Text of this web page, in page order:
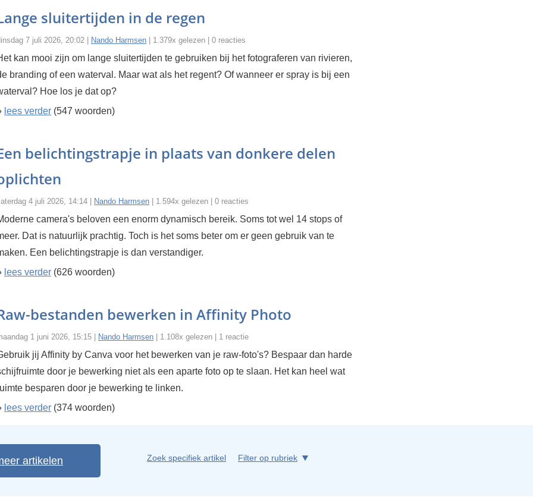
sluitertijden in de regen
7 juli 2026, 20:02 | Nando Harmsen | 1.379x gelezen | 0 reacties
kan mooi zijn om lange sluitertijden te gebruiken bij het fotograferen van rivieren,
branding of een waterval. Maar wat als het regent? Of wanneer er spray is bij een
Hoe los je dat op?
lees verder (547 woorden)
belichtingstrapje in plaats van donkere delen
4 juli 2026, 14:14 | Nando Harmsen | 1.594x gelezen | 0 reacties
camera's beloven een enorm dynamisch bereik. Soms tot wel 14 stops of
Dat is natuurlijk prachtig. Toch is het soms beter om er geen gebruik van te
Een belichtingstrapje is dan verstandiger.
lees verder (626 woorden)
bestanden bewerken in Affinity Photo
1 juni 2026, 15:15 | Nando Harmsen | 1.108x gelezen | 1 reactie
jij Affinity by Canva voor het bewerken van je raw-foto's? Bespaar dan harde
door je bewerking niet als een aparte foto op te slaan. Het kan heel wat
besparen door je bewerking te linken.
lees verder (374 woorden)
artikelen Zoek specifiek artikel Filter op rubriek